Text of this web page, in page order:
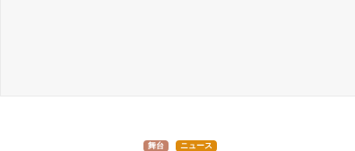
舞台 ニュース